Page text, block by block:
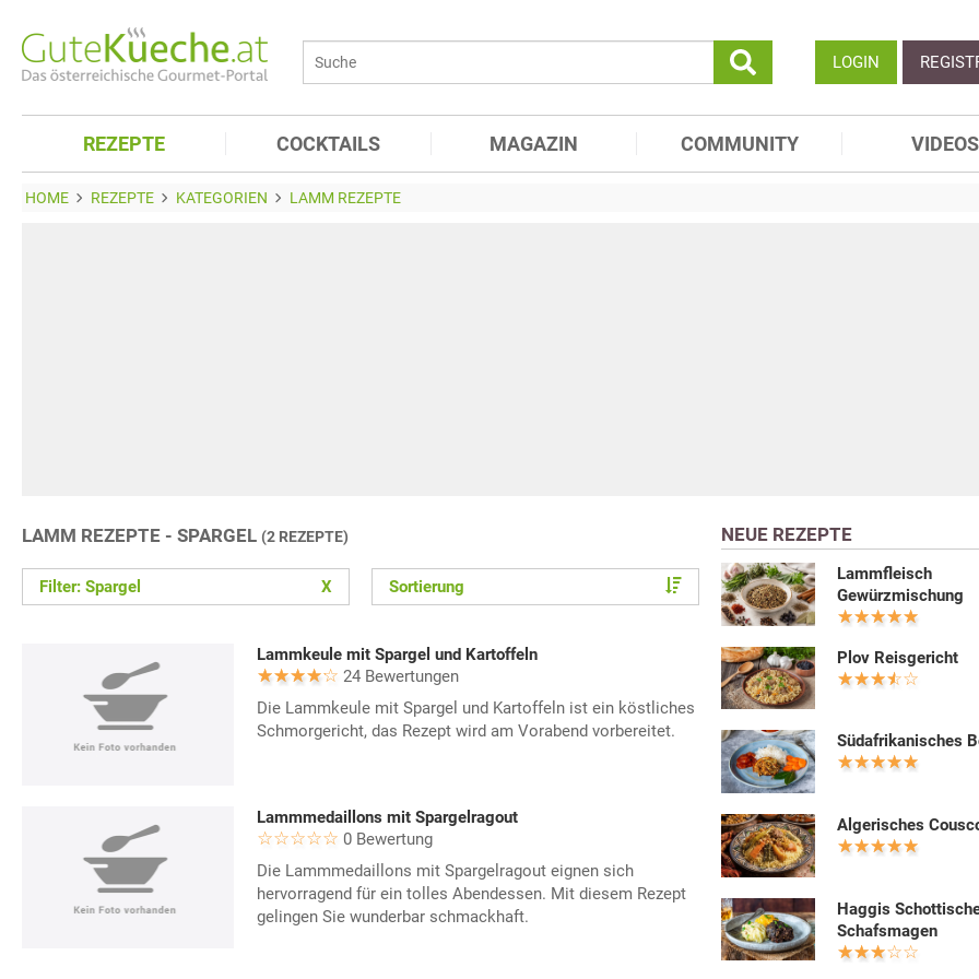
LOGIN
REZEPTE COCKTAILS MAGAZIN COMMUNITY VIDEOS
HOME REZEPTE KATEGORIEN LAMM REZEPTE
LAMM REZEPTE - SPARGEL (2 REZEPTE)
Filter: Spargel X Sortierung
Lammkeule mit Spargel und Kartoffeln
24 Bewertungen
Die Lammkeule mit Spargel und Kartoffeln ist ein köstliches
Schmorgericht, das Rezept wird am Vorabend vorbereitet.
Lammmedaillons mit Spargelragout
0 Bewertung
Die Lammmedaillons mit Spargelragout eignen sich
hervorragend für ein tolles Abendessen. Mit diesem Rezept
gelingen Sie wunderbar schmackhaft.
NEUE REZEPTE
Lammfleisch
Gewürzmischung
Plov Reisgericht
Südafrikanisches
Algerisches
Haggis
Schafsmagen